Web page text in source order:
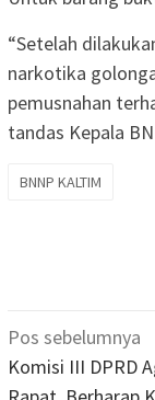
“Setelah
narkotika
pemusnahan
tandas Kepala
BNNP KALTIM
Navigasi
pos
Pos sebelumnya
Komisi III DPRD